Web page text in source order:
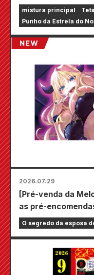
Star"!!
mistura principal
Punho da Estrela do
2026.07.29
[Pré-venda da
as pré-
um tapete de jogo
ilustração
Secret of the Gal
de outubro!
O segredo da esposa